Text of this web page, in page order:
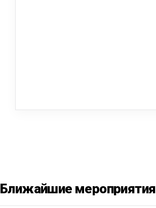
Ближайшие мероприятия